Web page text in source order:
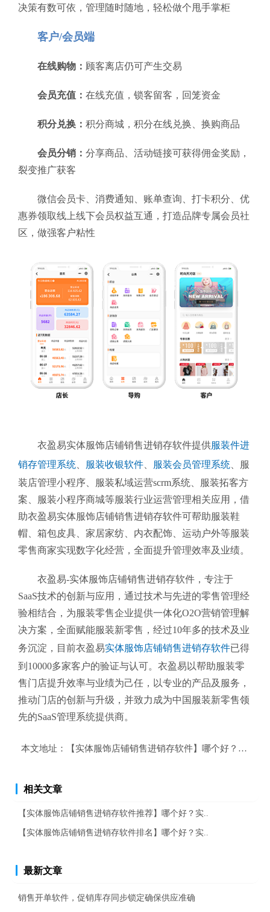
决策有数可依，管理随时随地，轻松做个甩手掌柜
客户/会员端
在线购物： 顾客离店仍可产生交易
会员充值： 在线充值，锁客留客，回笼资金
积分兑换： 积分商城，积分在线兑换、换购商品
会员分销： 分享商品、活动链接可获得佣金奖励，
裂变推广获客
微信会员卡、消费通知、账单查询、打卡积分、优
惠券领取线上线下会员权益互通，打造品牌专属会员社
区，做强客户粘性
衣盈易实体服饰店铺销售进销存软件提供服装件进
销存管理系统
服装收银软件 服装会员管理系统
服
装店管理小程序、服装私域运营scrm系统、服装拓客方
案、服装小程序商城等服装行业运营管理相关应用，借
助衣盈易实体服饰店铺销售进销存软件可帮助服装鞋
帽、箱包皮具、家居家纺、内衣配饰、运动户外等服装
零售商家实现数字化经营，全面提升管理效率及业绩。
衣盈易-实体服饰店铺销售进销存软件 ，专注于
SaaS技术的创新与应用，通过技术与先进的零售管理经
验相结合，为服装零售企业提供一体化O2O营销管理解
决方案，全面赋能服装新零售，经过10年多的技术及业
务沉淀，目前衣盈易实体服饰店铺销售进销存软件已得
到10000多家客户的验证与认可。衣盈易以帮助服装零
售门店提升效率与业绩为己任，以专业的产品及服务，
推动门店的创新与升级，并致力成为中国服装新零售领
先的SaaS管理系统提供商。
本文地址： 【实体服饰店铺销售进销存软件】哪个好？实体
相关文章
【实体服饰店铺销售进销存软件推荐】哪个好？实..
【实体服饰店铺销售进销存软件排名】哪个好？实..
最新文章
销售开单软件，促销库存同步锁定确保供应准确